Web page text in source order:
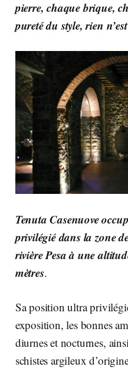
pierre, chaque brique,
pureté du style, rien
Tenuta Casenuove
privilégié dans la zone
rivière Pesa à une
mètres.
Sa position ultra
exposition, les bonnes
diurnes et nocturnes,
schistes argileux